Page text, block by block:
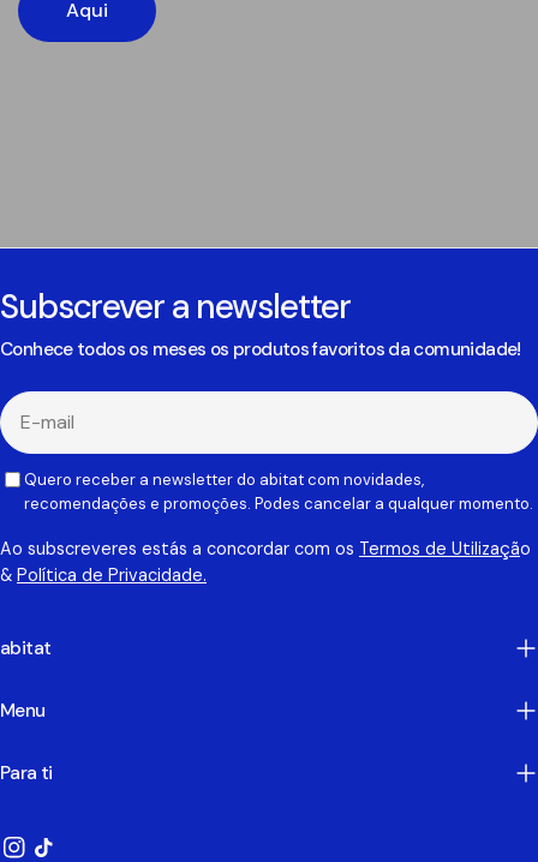
Aqui
Subscrever a newsletter
Conhece todos os meses os produtos favoritos da comunidade!
E-
mail
Quero receber a newsletter do abitat com novidades,
recomendações e promoções. Podes cancelar a qualquer momento.
Ao subscreveres estás a concordar com os Termos de Utilização
& Política de Privacidade.
abitat
Menu
Para ti
Instagram
TikTok